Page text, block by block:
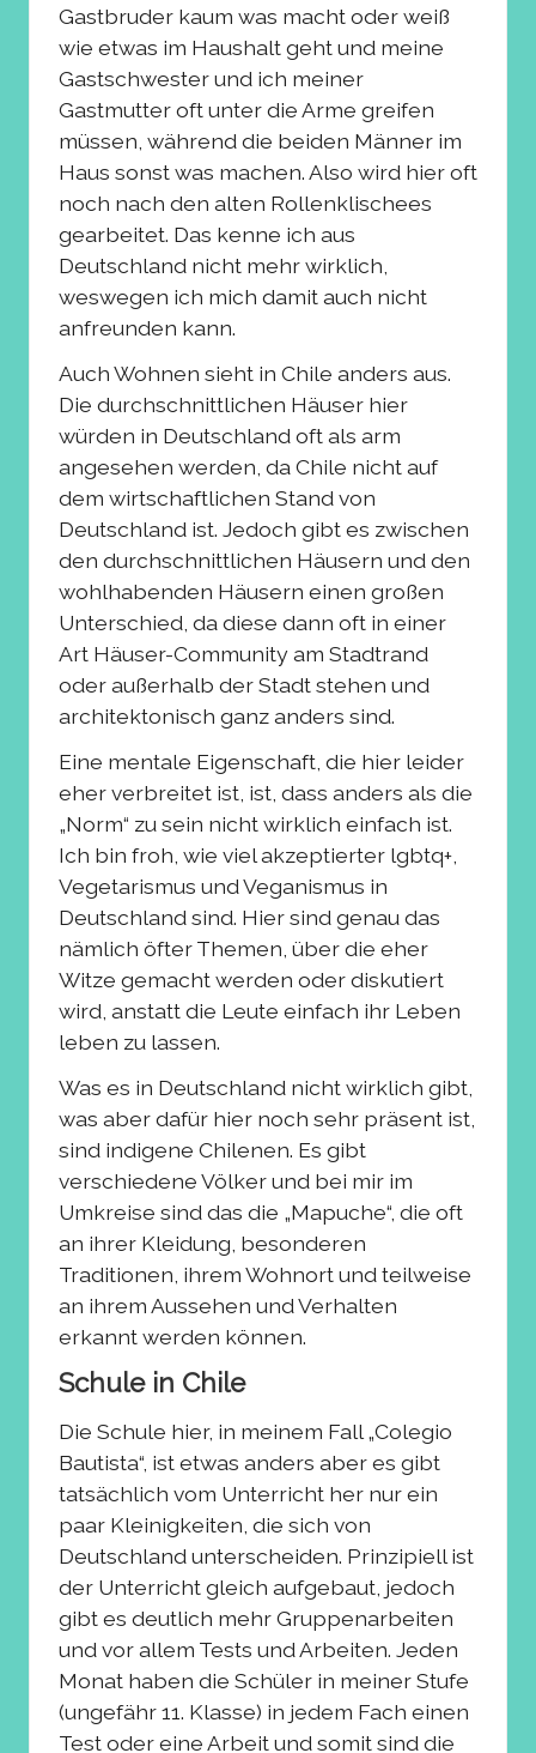
Gastbruder kaum was macht oder weiß
wie etwas im Haushalt geht und meine
Gastschwester und ich meiner
Gastmutter oft unter die Arme greifen
müssen, während die beiden Männer im
Haus sonst was machen. Also wird hier oft
noch nach den alten Rollenklischees
gearbeitet. Das kenne ich aus
Deutschland nicht mehr wirklich,
weswegen ich mich damit auch nicht
anfreunden kann.
Auch Wohnen sieht in Chile anders aus.
Die durchschnittlichen Häuser hier
würden in Deutschland oft als arm
angesehen werden, da Chile nicht auf
dem wirtschaftlichen Stand von
Deutschland ist. Jedoch gibt es zwischen
den durchschnittlichen Häusern und den
wohlhabenden Häusern einen großen
Unterschied, da diese dann oft in einer
Art Häuser-Community am Stadtrand
oder außerhalb der Stadt stehen und
architektonisch ganz anders sind.
Eine mentale Eigenschaft, die hier leider
eher verbreitet ist, ist, dass anders als die
„Norm“ zu sein nicht wirklich einfach ist.
Ich bin froh, wie viel akzeptierter lgbtq+,
Vegetarismus und Veganismus in
Deutschland sind. Hier sind genau das
nämlich öfter Themen, über die eher
Witze gemacht werden oder diskutiert
wird, anstatt die Leute einfach ihr Leben
leben zu lassen.
Was es in Deutschland nicht wirklich gibt,
was aber dafür hier noch sehr präsent ist,
sind indigene Chilenen. Es gibt
verschiedene Völker und bei mir im
Umkreise sind das die „Mapuche“, die oft
an ihrer Kleidung, besonderen
Traditionen, ihrem Wohnort und teilweise
an ihrem Aussehen und Verhalten
erkannt werden können.
Schule in Chile
Die Schule hier, in meinem Fall „Colegio
Bautista“, ist etwas anders aber es gibt
tatsächlich vom Unterricht her nur ein
paar Kleinigkeiten, die sich von
Deutschland unterscheiden. Prinzipiell ist
der Unterricht gleich aufgebaut, jedoch
gibt es deutlich mehr Gruppenarbeiten
und vor allem Tests und Arbeiten. Jeden
Monat haben die Schüler in meiner Stufe
(ungefähr 11. Klasse) in jedem Fach einen
Test oder eine Arbeit und somit sind die